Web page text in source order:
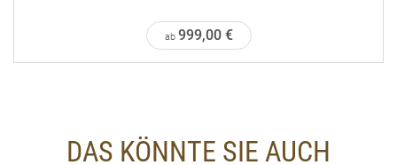
ab 999,00 €
DAS KÖNNTE SIE AUCH